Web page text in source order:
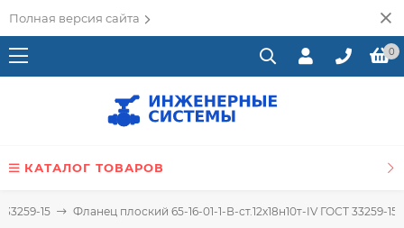
Полная версия сайта
0
КАТАЛОГ ТОВАРОВ
15 Фланец плоский 65-16-01-1-В-ст.12х18н10т-IV ГОСТ 33259-15